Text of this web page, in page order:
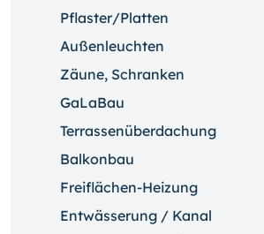
Pflaster/Platten
Außenleuchten
Zäune, Schranken
GaLaBau
Terrassenüberdachung
Balkonbau
Freiflächen-Heizung
Entwässerung / Kanal